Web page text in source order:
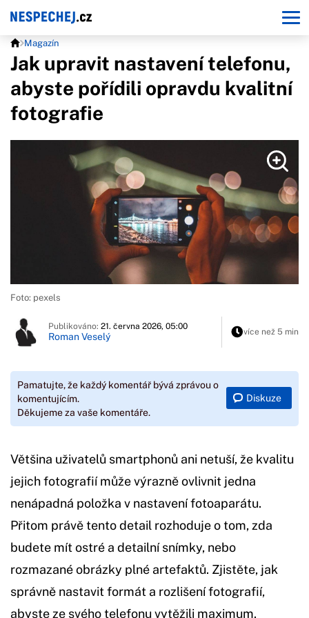
Magazín
Jak upravit nastavení telefonu,
abyste pořídili opravdu kvalitní
fotografie
Foto: pexels
Publikováno: 21. června 2026, 05:00
Roman Veselý více než 5 min
Pamatujte, že každý komentář bývá zprávou o
komentujícím.
Děkujeme za vaše komentáře.
Diskuze
Většina uživatelů smartphonů ani netuší, že kvalitu
jejich fotografií může výrazně ovlivnit jedna
nenápadná položka v nastavení fotoaparátu.
Přitom právě tento detail rozhoduje o tom, zda
budete mít ostré a detailní snímky, nebo
rozmazané obrázky plné artefaktů. Zjistěte, jak
správně nastavit formát a rozlišení fotografií,
abyste ze svého telefonu vytěžili maximum.